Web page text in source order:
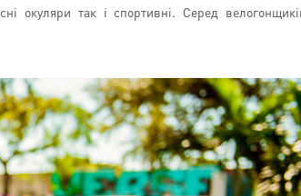
окуляри так і спортивні. Серед